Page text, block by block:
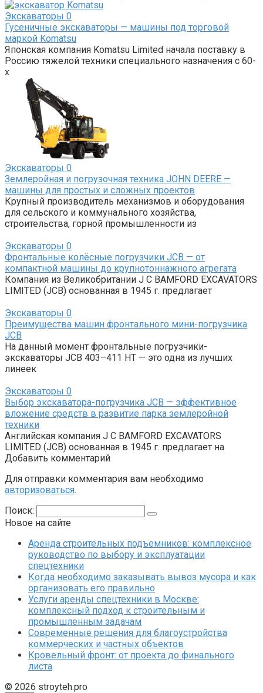
Экскаваторы 0
Гусеничные экскаваторы — машины под торговой
маркой Komatsu
Японская компания Komatsu Limited начала поставку в
Россию тяжелой техники специального назначения с 60-
х
Экскаваторы 0
Землеройная и погрузочная техника JOHN DEERE —
машины для простых и сложных проектов
Крупный производитель механизмов и оборудования
для сельского и коммунального хозяйства,
строительства, горной промышленности из
Экскаваторы 0
Фронтальные колёсные погрузчики JCB — от
компактной машины до крупнотоннажного агрегата
Компания из Великобритании J C BAMFORD EXCAVATORS
LIMITED (JCB) основанная в 1945 г. предлагает
Экскаваторы 0
Преимущества машин фронтального мини-погрузчика
JCB
На данный момент фронтальные погрузчики-
экскаваторы JCB 403–411 HT — это одна из лучших
линеек
Экскаваторы 0
Выбор экскаватора-погрузчика JCB — эффективное
вложение средств в развитие парка землеройной
техники
Английская компания J C BAMFORD EXCAVATORS
LIMITED (JCB) основанная в 1945 г. предлагает на
Добавить комментарий
Для отправки комментария вам необходимо
авторизоваться.
Поиск:
Новое на сайте
Аренда строительных подъемников: комплексное
руководство по выбору и эксплуатации
спецтехники
Когда необходимо заказывать вывоз мусора и как
организовать его правильно
Услуги аренды спецтехники в Москве:
комплексный подход к строительным и
промышленным задачам
Современные решения для благоустройства
коммерческих и частных объектов
Кровельный фронт: от проекта до финального
листа
© 2026 stroyteh.pro